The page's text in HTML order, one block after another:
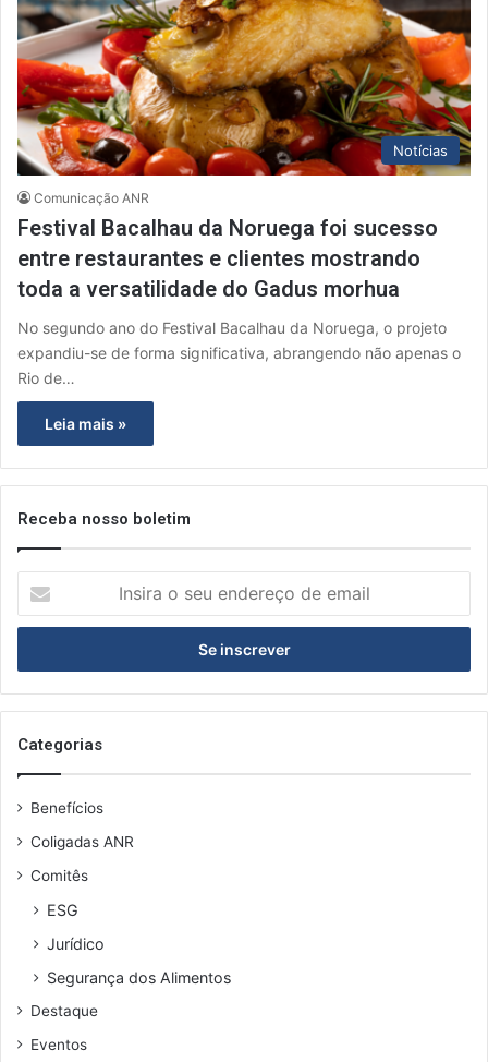
Notícias
Comunicação ANR
Festival Bacalhau da Noruega foi sucesso
entre restaurantes e clientes mostrando
toda a versatilidade do Gadus morhua
No segundo ano do Festival Bacalhau da Noruega, o projeto
expandiu-se de forma significativa, abrangendo não apenas o
Rio de…
Leia mais »
Receba nosso boletim
s
r
a
s
e
n
e
e
e
Categorias
Benefícios
Coligadas ANR
Comitês
ESG
Jurídico
Segurança dos Alimentos
Destaque
Eventos